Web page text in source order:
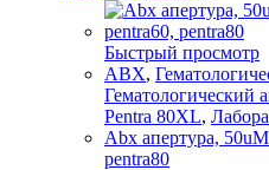
Быстрый просмотр
ABX,
Гематологический
Pentra 80XL,
Abx апертура,
pentra80